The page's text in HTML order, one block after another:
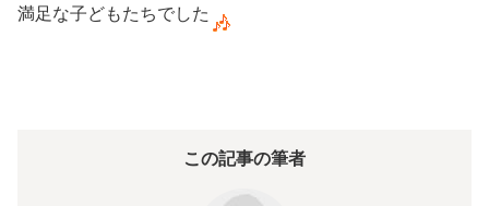
満足な子どもたちでした
この記事の筆者